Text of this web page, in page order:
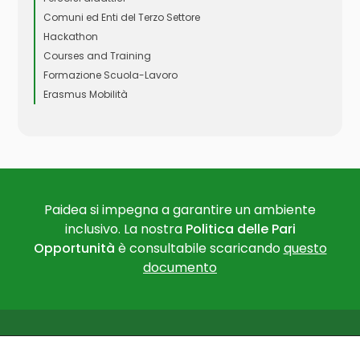
Comuni ed Enti del Terzo Settore
Hackathon
Courses and Training
Formazione Scuola-Lavoro
Erasmus Mobilità
Paidea si impegna a garantire un ambiente
inclusivo. La nostra Politica delle Pari
Opportunità è consultabile scaricandoquesto
documento